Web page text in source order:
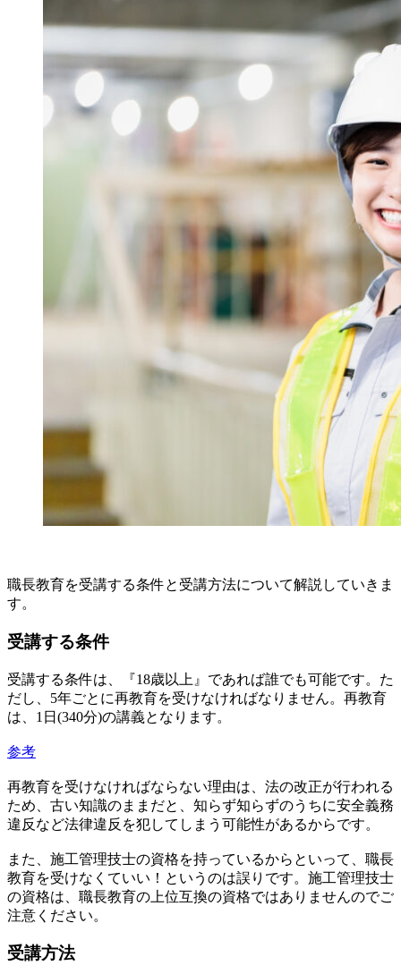
職長教育を受講する条件と受講方法について解説していきま
す。
受講する条件
受講する条件は、『18歳以上』であれば誰でも可能です。た
だし、5年ごとに再教育を受けなければなりません。再教育
は、1日(340分)の講義となります。
参考
再教育を受けなければならない理由は、法の改正が行われる
ため、古い知識のままだと、知らず知らずのうちに安全義務
違反など法律違反を犯してしまう可能性があるからです。
また、施工管理技士の資格を持っているからといって、職長
教育を受けなくていい！というのは誤りです。施工管理技士
の資格は、職長教育の上位互換の資格ではありませんのでご
注意ください。
受講方法